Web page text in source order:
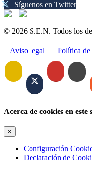
Síguenos en Twitter
© 2026 S.E.N. Todos los
Aviso legal Política de
Acerca de cookies en este
×
Configuración
Declaración de